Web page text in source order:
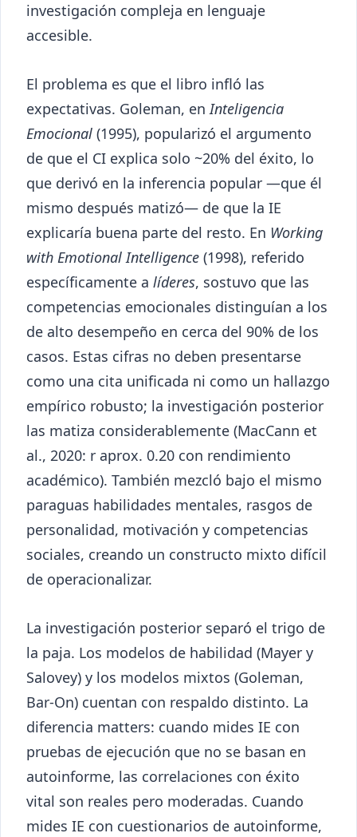
investigación compleja en lenguaje
accesible.
El problema es que el libro infló las
expectativas. Goleman, enInteligencia
Emocional (1995), popularizó el argumento
de que el CI explica solo ~20% del éxito, lo
que derivó en la inferencia popular —que él
mismo después matizó— de que la IE
explicaría buena parte del resto. En Working
with Emotional Intelligence (1998), referido
específicamente a líderes, sostuvo que las
competencias emocionales distinguían a los
de alto desempeño en cerca del 90% de los
casos. Estas cifras no deben presentarse
como una cita unificada ni como un hallazgo
empírico robusto; la investigación posterior
las matiza considerablemente (MacCann et
al., 2020: r aprox. 0.20 con rendimiento
académico). También mezcló bajo el mismo
paraguas habilidades mentales, rasgos de
personalidad, motivación y competencias
sociales, creando un constructo mixto difícil
de operacionalizar.
La investigación posterior separó el trigo de
la paja. Los modelos de habilidad (Mayer y
Salovey) y los modelos mixtos (Goleman,
Bar-On) cuentan con respaldo distinto. La
diferencia matters: cuando mides IE con
pruebas de ejecución que no se basan en
autoinforme, las correlaciones con éxito
vital son reales pero moderadas. Cuando
mides IE con cuestionarios de autoinforme,